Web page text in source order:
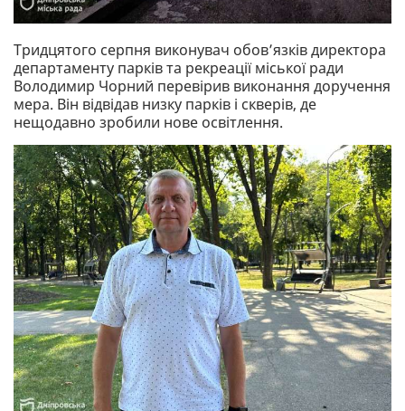
Тридцятого серпня виконувач обов’язків директора
департаменту парків та рекреації міської ради
Володимир Чорний перевірив виконання доручення
мера. Він відвідав низку парків і скверів, де
нещодавно зробили нове освітлення.